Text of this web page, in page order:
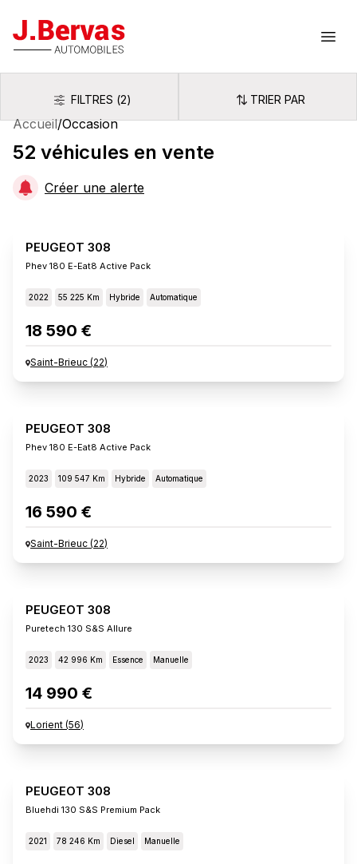
J.Bervas
FiltresFILTRES (2) Trier par
TRIER PAR
Accueil/Occasion
52 véhicules en vente
Créer une alerte
PEUGEOT 308
Phev 180 E-Eat8 Active Pack
2022 55 225 Km Hybride Automatique
18 590 €
Saint-Brieuc (22)
PEUGEOT 308
Phev 180 E-Eat8 Active Pack
2023 109 547 Km Hybride Automatique
16 590 €
Saint-Brieuc (22)
PEUGEOT 308
Puretech 130 S&s Allure
2023 42 996 Km Essence Manuelle
14 990 €
Lorient (56)
PEUGEOT 308
Bluehdi 130 S&s Premium Pack
2021 78 246 Km Diesel Manuelle